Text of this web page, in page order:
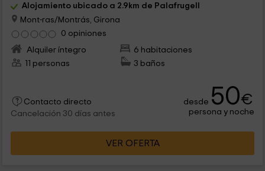
Alojamiento ubicado a 2.9km de Palafrugell
Mont-ras/Montrás, Girona
0 opiniones
Alquiler íntegro
6 habitaciones
11 personas
3 baños
Contacto directo
Cancelación 30 días antes
desde 50€
persona y noche
VER OFERTA